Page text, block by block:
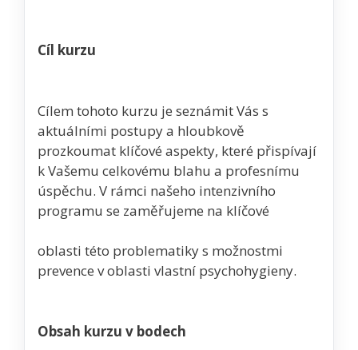
Cíl kurzu
Cílem tohoto kurzu je seznámit Vás s
aktuálními postupy a hloubkově
prozkoumat klíčové aspekty, které přispívají
k Vašemu celkovému blahu a profesnímu
úspěchu. V rámci našeho intenzivního
programu se zaměřujeme na klíčové
oblasti této problematiky s možnostmi
prevence v oblasti vlastní psychohygieny.
Obsah kurzu v bodech